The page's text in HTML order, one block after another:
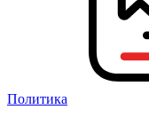
Политика